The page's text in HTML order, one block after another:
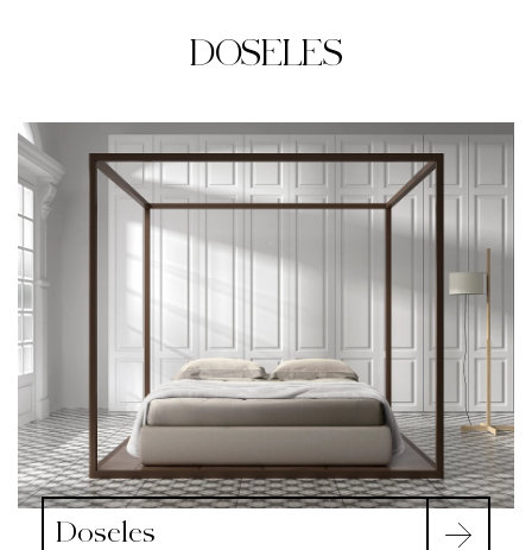
DOSELES
Doseles